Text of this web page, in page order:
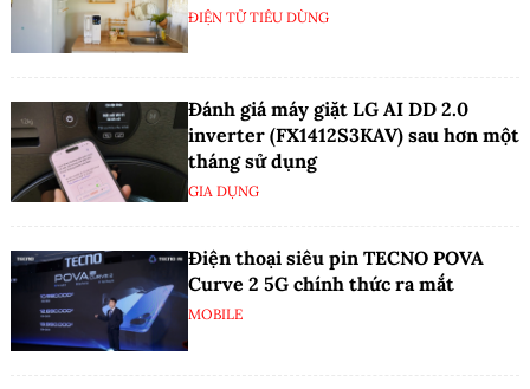
ĐIỆN TỬ TIÊU DÙNG
Đánh giá máy giặt LG AI DD 2.0
inverter (FX1412S3KAV) sau hơn một
tháng sử dụng
GIA DỤNG
Điện thoại siêu pin TECNO POVA
Curve 2 5G chính thức ra mắt
MOBILE